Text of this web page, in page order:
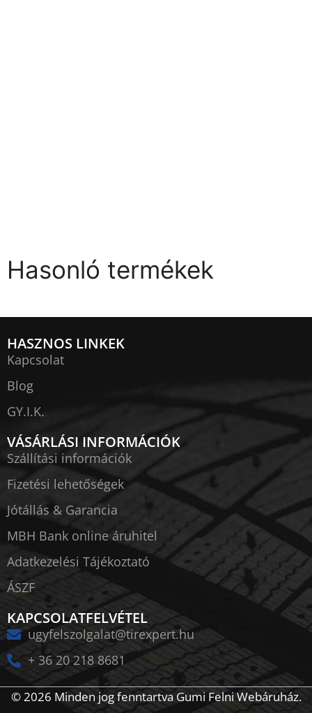
Hasonló termékek
HASZNOS LINKEK
Kapcsolat
Blog
GY.I.K.
VÁSÁRLÁSI INFORMÁCIÓK
Szállítási információk
Fizetési lehetőségek
Jótállás & Garancia
MBH Bank online áruhitel
Adatkezelési Tájékoztató
ÁSZF
KAPCSOLATFELVÉTEL
ugyfelszolgalat@tirexpert.hu
+ 36 20 218 8681
© 2026 Minden jog fenntartva Gumi Felni Webáruház.